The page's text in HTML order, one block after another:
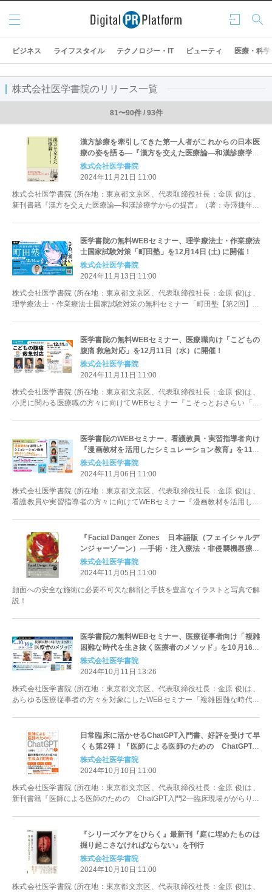
ログ
イン
検索
メニ
ュー
ビジネス ライフスタイル テクノロジー・IT ビューティ 医療・科学
株式会社医学書院のリリース一覧
81〜90件 / 93件
漢方診療を牽引してきた第一人者がこれからの日本医
療の姿を語る―『漢方を交えた医療論―和漢診療学か
らの提言』11/25発売！
株式会社医学書院
2024年11月21日 11:00
株式会社医学書院 (所在地：東京都文京区、代表取締役社長：金原 俊)は、
新刊書籍『漢方を交えた医療論―和漢診療学からの提言』（著：寺澤捷年）
医学書院の無料WEBセミナー、理学療法士・作業療法
士国家試験対策「町田塾」を12月14日 (土) に開催！
株式会社医学書院
2024年11月13日 11:00
株式会社医学書院 (所在地：東京都文京区、代表取締役社長：金原 俊)は、
理学療法士・作業療法士国家試験対策の無料セミナー「町田塾【第2回】冬
医学書院の無料WEBセミナー、医療職向け「こどもの
腹痛 救急対応」を12月11日（水）に開催！
株式会社医学書院
2024年11月11日 11:00
株式会社医学書院 (所在地：東京都文京区、代表取締役社長：金原 俊)は、
小児に関わる医療職の方々に向けてWEBセミナー『こそっとおさらい「こ
医学書院のWEBセミナー、看護教員・実習指導者向け
『漫画教材を活用したシミュレーション教育』を11月
26日（火）に開催
株式会社医学書院
2024年11月06日 11:00
株式会社医学書院 (所在地：東京都文京区、代表取締役社長：金原 俊)は、
看護教員や実習指導者の方々に向けてWEBセミナー『漫画教材を活用した
『Facial Danger Zones 日本語版（フェイシャルデ
ンジャーゾーン）―手術・注入療法・非侵襲機器療法
を安全に行うために Web動画付』11/18発売
株式会社医学書院
2024年11月05日 11:00
顔面への安全な施術に必要不可欠な解剖と手技を豊富なイラストと写真で解
説！
医学書院の無料WEBセミナー、医療従事者向け「複雑
困難な時代を生き抜く医療者のメソッド」を10月16日
（水）に開催
株式会社医学書院
2024年10月11日 13:26
株式会社医学書院 (所在地：東京都文京区、代表取締役社長：金原 俊)は、
あらゆる医療従事者の方々を対象にしたWEBセミナー「複雑困難な時代を
日常臨床に活かせるChatGPT入門書、好評を受けて早
くも第2弾！『医師による医師のための ChatGPT入
門2―臨床現場ががらりと変わる生成AI実践術』10/15
発売
株式会社医学書院
2024年10月10日 11:00
株式会社医学書院 (所在地：東京都文京区、代表取締役社長：金原 俊)は、
新刊書籍『医師による医師のための ChatGPT入門2―臨床現場ががらりと
『シリーズケアをひらく』最新刊『庭に埋めたものは
掘り起こさなければならない』を刊行
株式会社医学書院
2024年10月10日 11:00
株式会社医学書院 (所在地：東京都文京区、代表取締役社長：金原 俊)は、